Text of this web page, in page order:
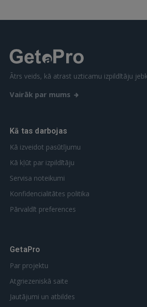
Ātrs veids, kā atrast uzticamu izpildītāju
Vairāk par mums
Kā tas darbojas
Kā izveidot pasūtījumu
Kā kļūt par izpildītāju
Servisa noteikumi
Konfidencialitātes politika
Pārvaldīt preferences
GetaPro
Par projektu
Atgriezeniskā saite
Jautājumi un atbildes